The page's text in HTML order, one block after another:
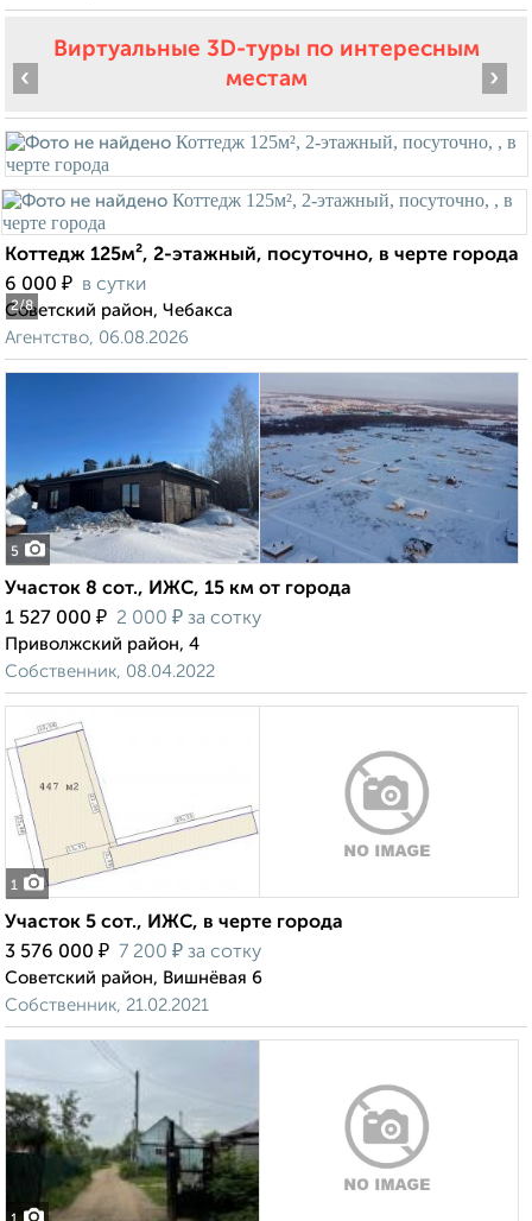
Виртуальные 3D-туры по интересным
местам
2/8
‹ ›
Коттедж 125м², 2-этажный, посуточно, в черте города
6 000 ₽ в сутки
Советский район, Чебакса
Агентство, 06.08.2026
5
Участок 8 сот., ИЖС, 15 км от города
1 527 000 ₽ 2 000 ₽ за сотку
Приволжский район, 4
Собственник, 08.04.2022
1
Участок 5 сот., ИЖС, в черте города
3 576 000 ₽ 7 200 ₽ за сотку
Советский район, Вишнёвая 6
Собственник, 21.02.2021